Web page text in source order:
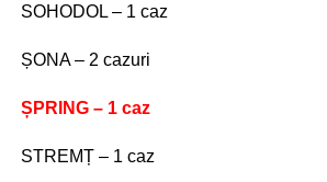
SOHODOL – 1 caz
ȘONA – 2 cazuri
ȘPRING – 1 caz
STREMȚ – 1 caz